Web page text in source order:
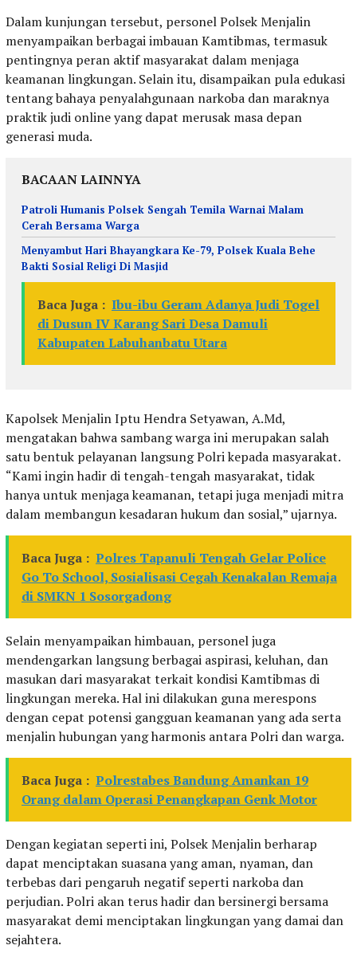
Dalam kunjungan tersebut, personel Polsek Menjalin
menyampaikan berbagai imbauan Kamtibmas, termasuk
pentingnya peran aktif masyarakat dalam menjaga
keamanan lingkungan. Selain itu, disampaikan pula edukasi
tentang bahaya penyalahgunaan narkoba dan maraknya
praktik judi online yang dapat merusak masa depan
generasi muda.
BACAAN LAINNYA
Patroli Humanis Polsek Sengah Temila Warnai Malam
Cerah Bersama Warga
Menyambut Hari Bhayangkara Ke-79, Polsek Kuala Behe
Bakti Sosial Religi Di Masjid
Baca Juga : Ibu-ibu Geram Adanya Judi Togel
di Dusun IV Karang Sari Desa Damuli
Kabupaten Labuhanbatu Utara
Kapolsek Menjalin Iptu Hendra Setyawan, A.Md,
mengatakan bahwa sambang warga ini merupakan salah
satu bentuk pelayanan langsung Polri kepada masyarakat.
“Kami ingin hadir di tengah-tengah masyarakat, tidak
hanya untuk menjaga keamanan, tetapi juga menjadi mitra
dalam membangun kesadaran hukum dan sosial,” ujarnya.
Baca Juga : Polres Tapanuli Tengah Gelar Police
Go To School, Sosialisasi Cegah Kenakalan Remaja
di SMKN 1 Sosorgadong
Selain menyampaikan himbauan, personel juga
mendengarkan langsung berbagai aspirasi, keluhan, dan
masukan dari masyarakat terkait kondisi Kamtibmas di
lingkungan mereka. Hal ini dilakukan guna merespons
dengan cepat potensi gangguan keamanan yang ada serta
menjalin hubungan yang harmonis antara Polri dan warga.
Baca Juga : Polrestabes Bandung Amankan 19
Orang dalam Operasi Penangkapan Genk Motor
Dengan kegiatan seperti ini, Polsek Menjalin berharap
dapat menciptakan suasana yang aman, nyaman, dan
terbebas dari pengaruh negatif seperti narkoba dan
perjudian. Polri akan terus hadir dan bersinergi bersama
masyarakat demi menciptakan lingkungan yang damai dan
sejahtera.